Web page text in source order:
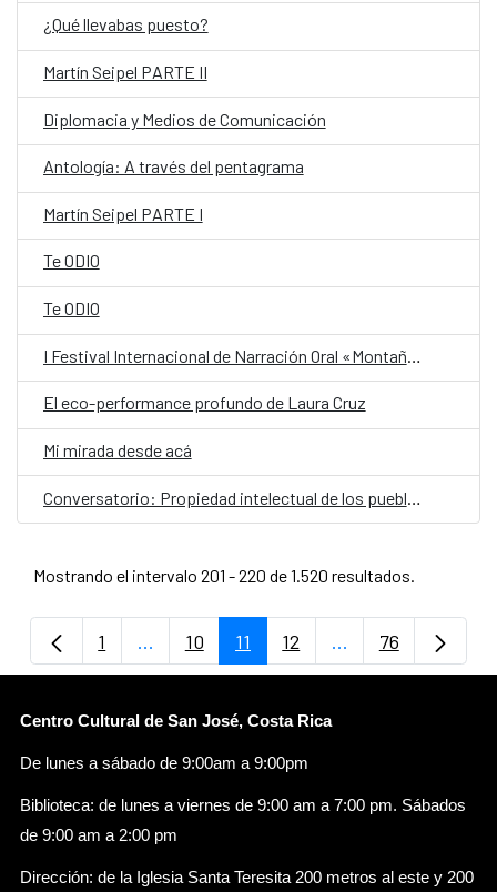
¿Qué llevabas puesto?
Martín Seipel PARTE II
Diplomacia y Medios de Comunicación
Antología: A través del pentagrama
Martín Seipel PARTE I
Te ODIO
Te ODIO
El eco-performance profundo de Laura Cruz
Mi mirada desde acá
Mostrando el intervalo 201 - 220 de 1.520 resultados.
Página
1 ...Páginas intermedias Use TAB para
Página
10 Página
11 Página
12 ...PáginasPágina
76
Centro Cultural de San José, Costa Rica
De lunes a sábado de 9:00am a 9:00pm
Biblioteca: de lunes a viernes de 9:00 am a 7:00 pm. Sábados
de 9:00 am a 2:00 pm
Dirección: de la Iglesia Santa Teresita 200 metros al este y 200